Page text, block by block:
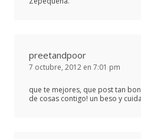
preetandpoor
7 octubre, 2012 en 7:01 pm
que te mejores, que post tan
de cosas contigo! un beso y